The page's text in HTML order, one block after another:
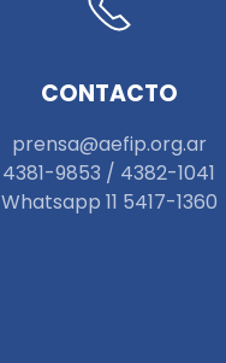
CONTACTO
prensa@aefip.org.ar
4381-9853 / 4382-1041
Whatsapp 11 5417-1360